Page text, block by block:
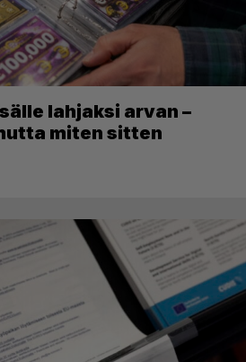
lahjaksi arvan –
miten sitten